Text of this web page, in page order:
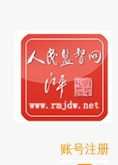
账号注册